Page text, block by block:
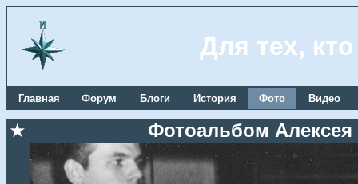
Для тех,
Главная Форум Блоги История Фото Видео
★ Фотоальбом Алексея